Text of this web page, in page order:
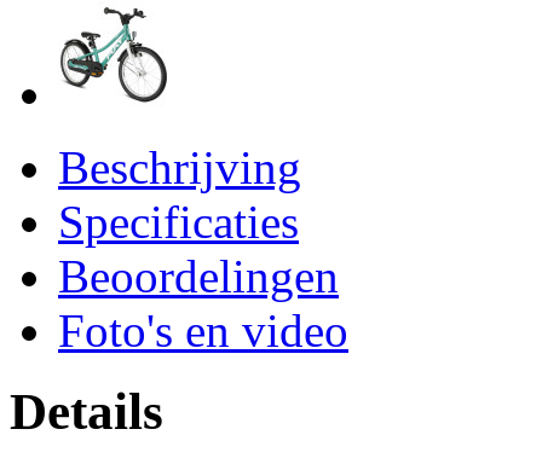
Beschrijving
Specificaties
Beoordelingen
Foto's en video
Details